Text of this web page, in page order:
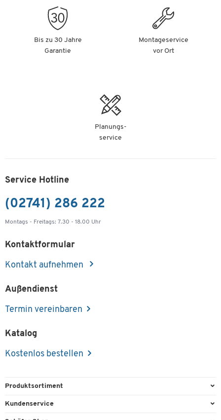
Bis zu 30 Jahre
Garantie
Montageservice
vor Ort
Planungs-
service
Service Hotline
(02741) 286 222
Montags - Freitags: 7.30 - 18.00 Uhr
Kontaktformular
Kontakt aufnehmen
Außendienst
Termin vereinbaren
Katalog
Kostenlos bestellen
Produktsortiment
Büroausstattung
Kundenservice
Direktbestellung